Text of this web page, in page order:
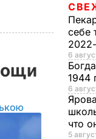
себе
6
1944
6
что
5